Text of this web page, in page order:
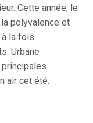
Cette année, le
polyvalence et
la fois
Urbane
air cet été.
Toujours actif
collecter des
installation.
navigateur,